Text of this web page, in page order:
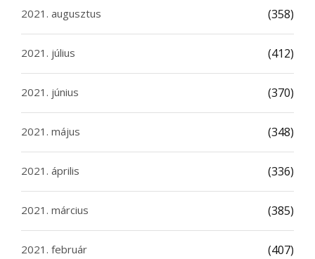
2021. augusztus (358)
2021. július (412)
2021. június (370)
2021. május (348)
2021. április (336)
2021. március (385)
2021. február (407)